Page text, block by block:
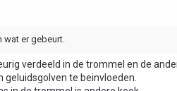
wat er gebeurt.
verdeeld in de trommel en de
te beinvloeden.